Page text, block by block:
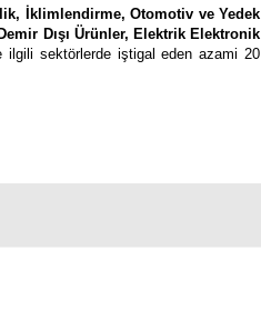
İklimlendirme, Otomotiv ve Yedek
Dışı Ürünler, Elektrik Elektronik
ilgili sektörlerde iştigal eden azami 20